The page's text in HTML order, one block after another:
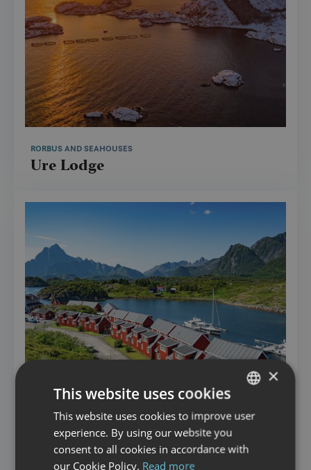
RORBUS AND SEAHOUSES
Ure Lodge
NORWEGIAN
ENGLISH
×
This website uses cookies
This website uses cookies to improve user
experience. By using our website you
consent to all cookies in accordance with
our Cookie Policy. Read more